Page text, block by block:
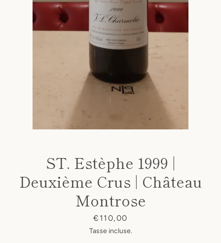
ST. Estèphe 1999 |
Deuxième Crus | Château
Montrose
Prezzo
€110,00
Tasse incluse.